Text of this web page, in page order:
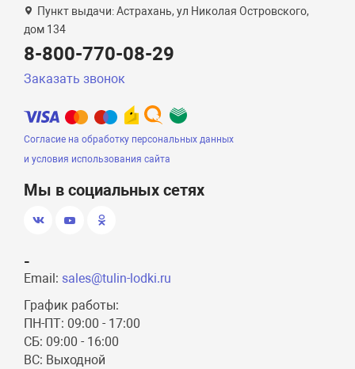
Пункт выдачи: Астрахань, ул Николая Островского,
дом 134
8-800-770-08-29
Заказать звонок
Согласие на обработку персональных данных
и условия использования сайта
Мы в социальных сетях
-
Email: sales@tulin-lodki.ru
График работы:
ПН-ПТ: 09:00 - 17:00
СБ: 09:00 - 16:00
ВС: Выходной